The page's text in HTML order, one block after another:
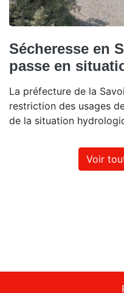
Sécheresse en
passe en
La préfecture de la
restriction des usages
de la situation
Voir